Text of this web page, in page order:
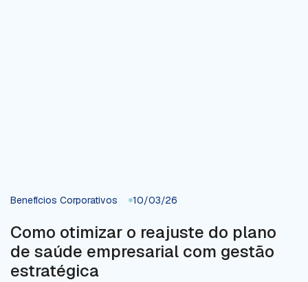
Benefícios Corporativos 10/03/26
Como otimizar o reajuste do plano
de saúde empresarial com gestão
estratégica